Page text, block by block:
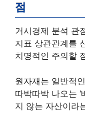
점
거시경제 분석 관
지표 상관관계를
치명적인 주의할
원자재는 일반적
따박따박 나오는 ‘
지 않는 자산이라